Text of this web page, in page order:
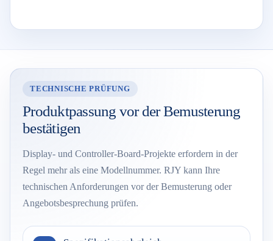
TECHNISCHE PRÜFUNG
Produktpassung vor der Bemusterung
bestätigen
Display- und Controller-Board-Projekte erfordern in der
Regel mehr als eine Modellnummer. RJY kann Ihre
technischen Anforderungen vor der Bemusterung oder
Angebotsbesprechung prüfen.